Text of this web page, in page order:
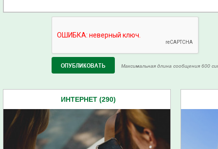
Максимальная длина сообщения 600
ИНТЕРНЕТ (290)